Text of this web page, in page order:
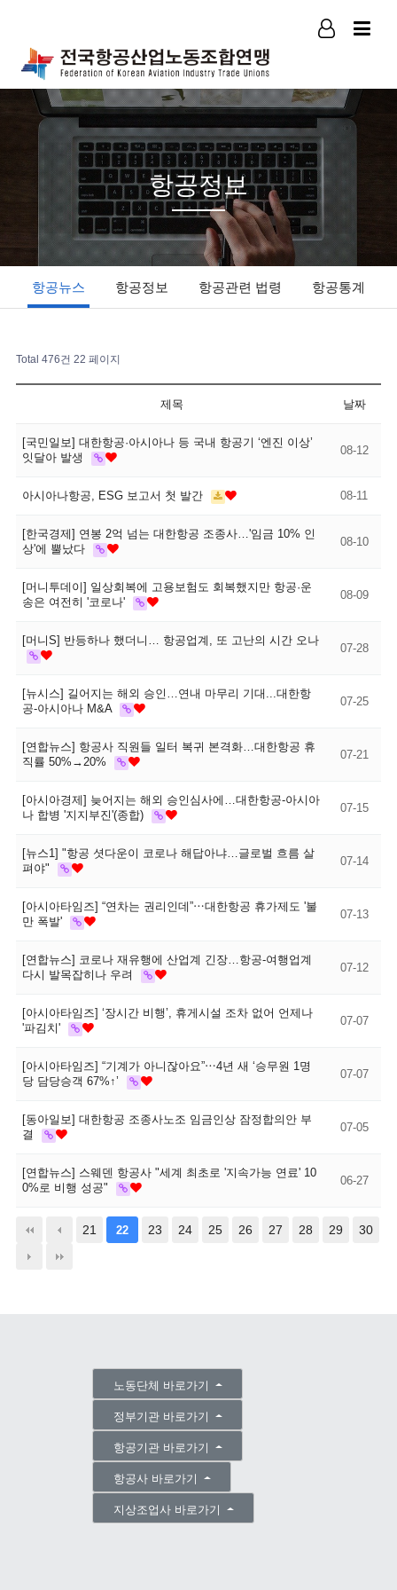
항공정보
항공뉴스 항공정보 항공관련 법령 항공통계
Total 476건 22 페이지
제목 날짜
[국민일보] 대한항공·아시아나 등 국내 항공기 ‘엔진 이상’
잇달아 발생
08-12
아시아나항공, ESG 보고서 첫 발간 08-11
[한국경제] 연봉 2억 넘는 대한항공 조종사…'임금 10% 인
상'에 뿔났다
08-10
[머니투데이] 일상회복에 고용보험도 회복했지만 항공·운
송은 여전히 '코로나'
08-09
[머니S] 반등하나 했더니… 항공업계, 또 고난의 시간 오나
07-28
[뉴시스] 길어지는 해외 승인…연내 마무리 기대...대한항
공-아시아나 M&A
07-25
[연합뉴스] 항공사 직원들 일터 복귀 본격화…대한항공 휴
직률 50%→20%
07-21
[아시아경제] 늦어지는 해외 승인심사에…대한항공-아시아
나 합병 '지지부진'(종합)
07-15
[뉴스1] "항공 셧다운이 코로나 해답아냐…글로벌 흐름 살
펴야"
07-14
[아시아타임즈] “연차는 권리인데”⋯대한항공 휴가제도 '불
만 폭발'
07-13
[연합뉴스] 코로나 재유행에 산업계 긴장…항공-여행업계
다시 발목잡히나 우려
07-12
[아시아타임즈] ‘장시간 비행’, 휴게시설 조차 없어 언제나
'파김치'
07-07
[아시아타임즈] “기계가 아니잖아요”⋯4년 새 ‘승무원 1명
당 담당승객 67%↑’
07-07
[동아일보] 대한항공 조종사노조 임금인상 잠정합의안 부
결
07-05
[연합뉴스] 스웨덴 항공사 "세계 최초로 '지속가능 연료' 10
0%로 비행 성공"
06-27
21 22 23 24 25 26 27 28 29 30
노동단체 바로가기
정부기관 바로가기
항공기관 바로가기
항공사 바로가기
지상조업사 바로가기